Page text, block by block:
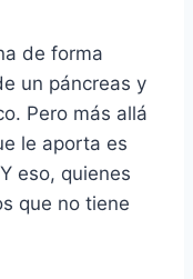
de forma
un páncreas y
Pero más allá
le aporta es
eso, quienes
que no tiene